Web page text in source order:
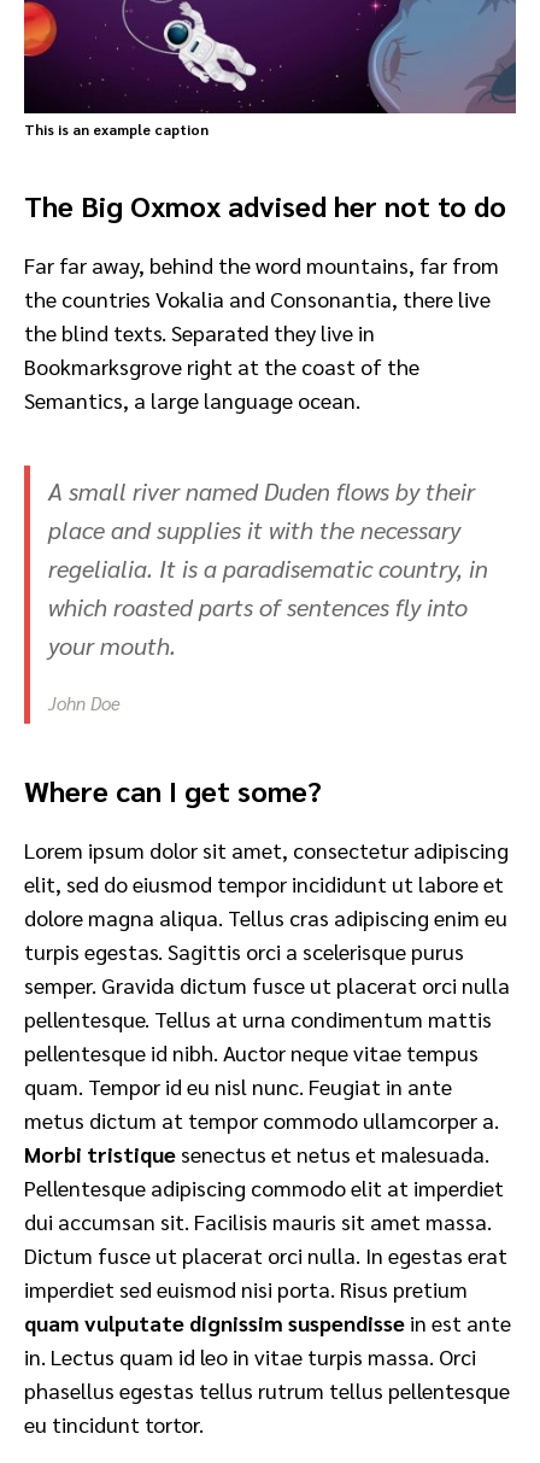
This is an example caption
The Big Oxmox advised her not to do
Far far away, behind the word mountains, far from
the countries Vokalia and Consonantia, there live
the blind texts. Separated they live in
Bookmarksgrove right at the coast of the
Semantics, a large language ocean.
A small river named Duden flows by their
place and supplies it with the necessary
regelialia. It is a paradisematic country, in
which roasted parts of sentences fly into
your mouth.
John Doe
Where can I get some?
Lorem ipsum dolor sit amet, consectetur adipiscing
elit, sed do eiusmod tempor incididunt ut labore et
dolore magna aliqua. Tellus cras adipiscing enim eu
turpis egestas. Sagittis orci a scelerisque purus
semper. Gravida dictum fusce ut placerat orci nulla
pellentesque. Tellus at urna condimentum mattis
pellentesque id nibh. Auctor neque vitae tempus
quam. Tempor id eu nisl nunc. Feugiat in ante
metus dictum at tempor commodo ullamcorper a.
Morbi tristique senectus et netus et malesuada.
Pellentesque adipiscing commodo elit at imperdiet
dui accumsan sit. Facilisis mauris sit amet massa.
Dictum fusce ut placerat orci nulla. In egestas erat
imperdiet sed euismod nisi porta. Risus pretium
quam vulputate dignissim suspendisse in est ante
in. Lectus quam id leo in vitae turpis massa. Orci
phasellus egestas tellus rutrum tellus pellentesque
eu tincidunt tortor.